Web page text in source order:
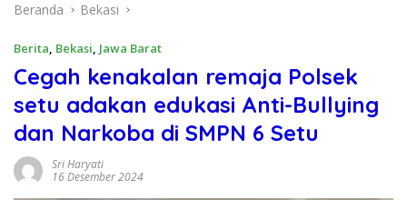
Beranda Bekasi
Berita, Bekasi, Jawa Barat
Cegah kenakalan remaja Polsek
setu adakan edukasi Anti-Bullying
dan Narkoba di SMPN 6 Setu
Sri Haryati
16 Desember 2024